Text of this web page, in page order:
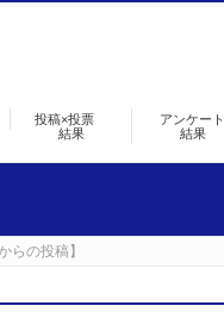
投稿×投票
結果
アンケート
結果
らの投稿】